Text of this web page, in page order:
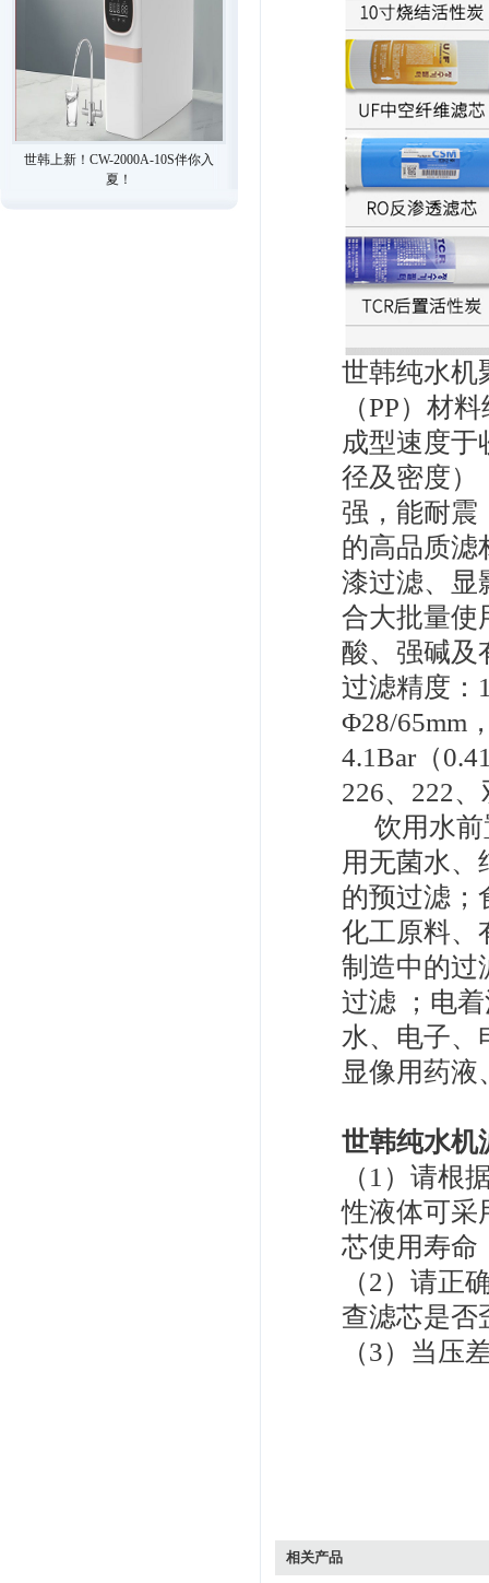
世韩上新！CW-2000A-10S伴你入
夏！
世韩纯水机
（PP）材
成型速度于
径及密度）
强，能耐震
的高品质滤
漆过滤、显
合大批量使
酸、强碱及
过滤精度：
Φ28/65mm
4.1Bar（
226、222
饮用水前
用无菌水、
的预过滤；
化工原料、
制造中的过
过滤 ；电
水、电子、
显像用药液
世韩纯水机
（1）请根
性液体可采
芯使用寿命
（2）请正
查滤芯是否
（3）当压
相关产品